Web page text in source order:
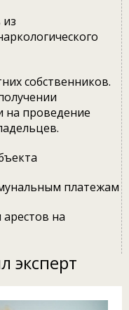
собственников.
на проведение
платежам
на
эксперт